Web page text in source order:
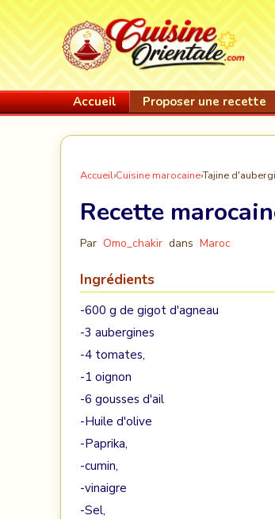
Accueil Proposer une recette
Accueil›Cuisine marocaine›Tajine
Recette
Par Omo_chakir dans Maroc
Ingrédients
-600 g de gigot d'agneau
-3 aubergines
-4 tomates,
-1 oignon
-6 gousses d'ail
-Huile d'olive
-Paprika,
-cumin,
-vinaigre
-Sel,